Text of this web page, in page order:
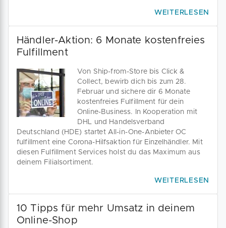
WEITERLESEN
Händler-Aktion: 6 Monate kostenfreies
Fulfillment
Von Ship-from-Store bis Click &
Collect, bewirb dich bis zum 28.
Februar und sichere dir 6 Monate
kostenfreies Fulfillment für dein
Online-Business. In Kooperation mit
DHL und Handelsverband
Deutschland (HDE) startet All-in-One-Anbieter OC
fulfillment eine Corona-Hilfsaktion für Einzelhändler. Mit
diesen Fulfillment Services holst du das Maximum aus
deinem Filialsortiment.
WEITERLESEN
10 Tipps für mehr Umsatz in deinem
Online-Shop